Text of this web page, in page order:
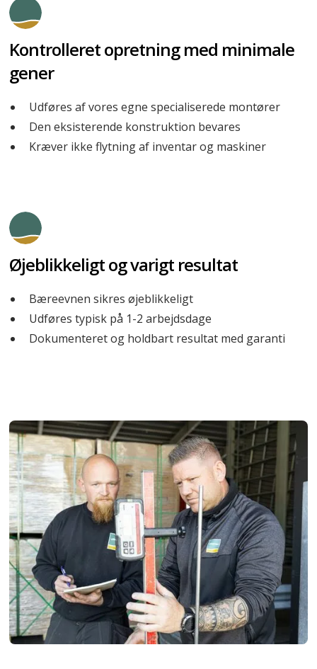
Kontrolleret opretning med minimale
gener
Udføres af vores egne specialiserede montører
Den eksisterende konstruktion bevares
Kræver ikke flytning af inventar og maskiner
Øjeblikkeligt og varigt resultat
Bæreevnen sikres øjeblikkeligt
Udføres typisk på 1-2 arbejdsdage
Dokumenteret og holdbart resultat med garanti